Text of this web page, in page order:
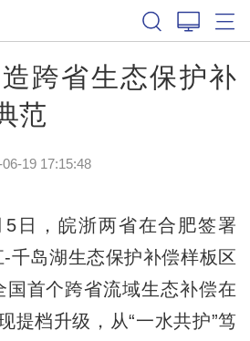
跨省生态保护补
范
06-19 17:15:48
，皖浙两省在合肥签署
-千岛湖生态保护补偿样板区
国首个跨省流域生态补偿在
提档升级，从“一水共护”笃